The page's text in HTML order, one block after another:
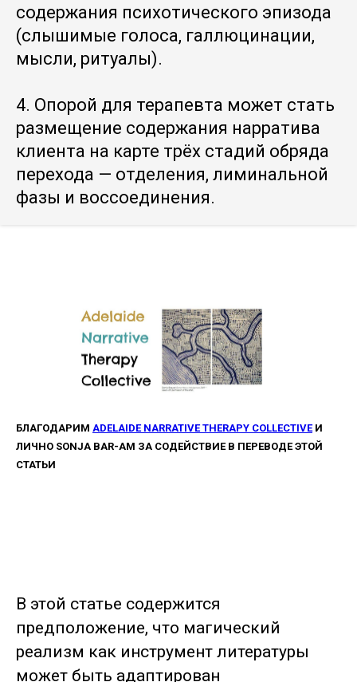
содержания психотического эпизода
(слышимые голоса, галлюцинации,
мысли, ритуалы).
4. Опорой для терапевта может стать
размещение содержания нарратива
клиента на карте трёх стадий обряда
перехода — отделения, лиминальной
фазы и воссоединения.
БЛАГОДАРИМ ADELAIDE NARRATIVE THERAPY COLLECTIVEИ
ЛИЧНО SONJA BAR-AM ЗА СОДЕЙСТВИЕ В ПЕРЕВОДЕ ЭТОЙ
СТАТЬИ
В этой статье содержится
предположение, что магический
реализм как инструмент литературы
может быть адаптирован